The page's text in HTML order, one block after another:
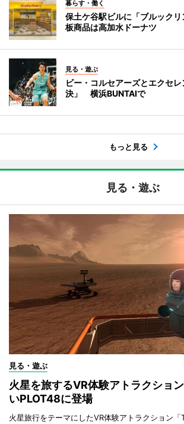
暮らす・働く
保土ケ谷駅ビルに「ブルック
板商品は高加水ドーナツ
見る・遊ぶ
ビー・コルセアーズとエクセ
決」 横浜BUNTAIで
もっと見る
見る・遊ぶ
見る・遊ぶ
火星を旅するVR体験アトラクショ
いPLOT48に登場
火星旅行をテーマにしたVR体験アトラクション「